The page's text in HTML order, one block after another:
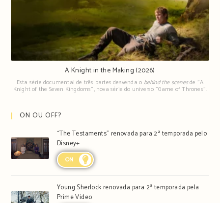
A Knight in the Making (2026)
Esta série documental de três partes desvenda o behind the scenesde "A
Knight of the Seven Kingdoms", nova série do universo "Game of Thrones".
ON OU OFF?
“The Testaments” renovada para 2ª temporada pelo
Disney+
ON
Young Sherlock renovada para 2ª temporada pela
Prime Video